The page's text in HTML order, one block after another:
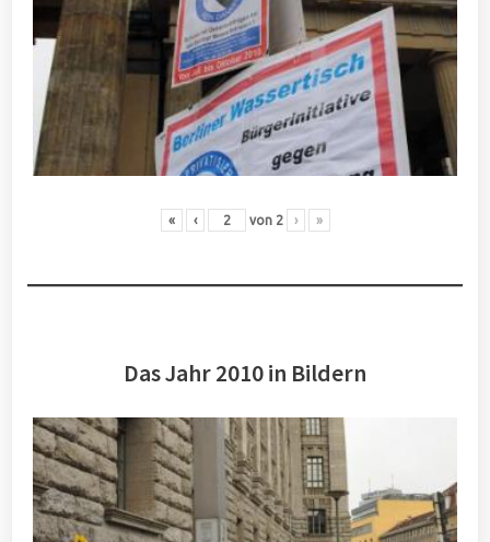
« ‹ von 2 › »
Das Jahr 2010 in Bildern